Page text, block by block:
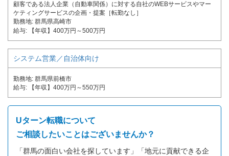
顧客である法人企業（自動車関係）に対する自社のWEBサービスやマー
ケティングサービスの企画・提案［転勤なし］
勤務地 群馬県高崎市
給与
【年収】400万円～500万円
システム営業／自治体向け
勤務地 群馬県前橋市
給与
【年収】400万円～550万円
Uターン転職について
ご相談したいことはございませんか？
「群馬の面白い会社を探しています」「地元に貢献できる企